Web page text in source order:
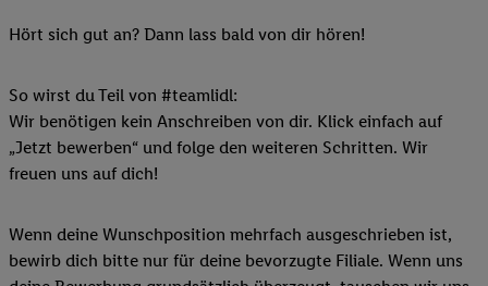
Hört sich gut an? Dann lass bald von dir hören!
So wirst du Teil von #teamlidl:
Wir benötigen kein Anschreiben von dir. Klick einfach auf
„Jetzt bewerben“ und folge den weiteren Schritten. Wir
freuen uns auf dich!
Wenn deine Wunschposition mehrfach ausgeschrieben ist,
bewirb dich bitte nur für deine bevorzugte Filiale. Wenn uns